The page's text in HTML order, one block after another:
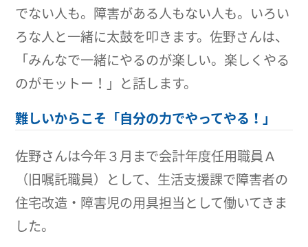
でない人も。障害がある人もない人も。いろい
ろな人と一緒に太鼓を叩きます。佐野さんは、
「みんなで一緒にやるのが楽しい。楽しくやる
のがモットー！」と話します。
難しいからこそ「自分の力でやってやる！」
佐野さんは今年３月まで会計年度任用職員Ａ
（旧嘱託職員）として、生活支援課で障害者の
住宅改造・障害児の用具担当として働いてきま
した。